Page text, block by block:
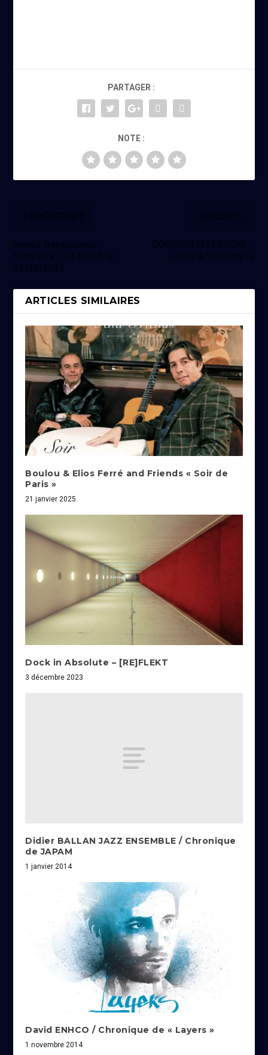
PARTAGER :
NOTE :
Noces Translucides –
Sons Vifs – La MÉCA le
28/10/2021
DOCTEUR NIETZSCHE –
« Jazz à Thoustra ! »
ARTICLES SIMILAIRES
Boulou & Elios Ferré and Friends « Soir de
Paris »
21 janvier 2025
Dock in Absolute – [RE]FLEKT
3 décembre 2023
Didier BALLAN JAZZ ENSEMBLE / Chronique
de JAPAM
1 janvier 2014
David ENHCO / Chronique de « Layers »
1 novembre 2014